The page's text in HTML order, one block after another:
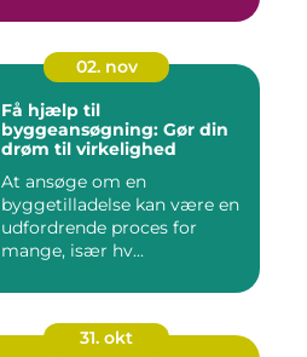
02. nov
Få hjælp til
byggeansøgning: Gør din
drøm til virkelighed
At ansøge om en
byggetilladelse kan være en
udfordrende proces for
mange, især hv...
31. okt